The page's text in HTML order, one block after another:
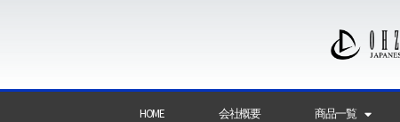
HOME 会社概要 商品一覧